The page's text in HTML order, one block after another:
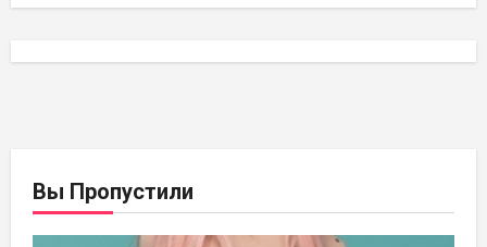
Вы Пропустили